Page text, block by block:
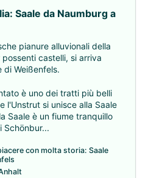
Saale da Naumburg a
pianure alluvionali della
castelli, si arriva
di Weißenfels.
è uno dei tratti più belli
l'Unstrut si unisce alla Saale
Saale è un fiume tranquillo
Schönbur...
con molta storia: Saale